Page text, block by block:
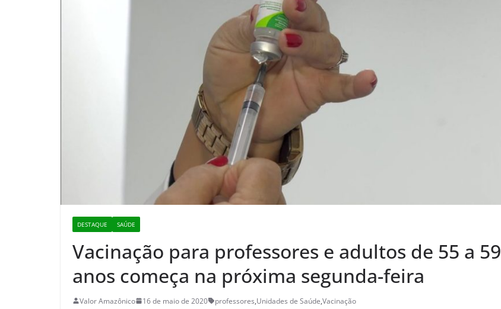
DESTAQUE SAÚDE
Vacinação para professores e adultos de 55 a 59
anos começa na próxima segunda-feira
Valor Amazônico 16 de maio de 2020 professores,Unidades de Saúde,Vacinação